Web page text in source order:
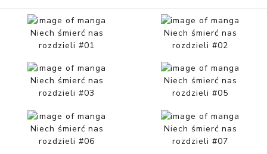
Niech śmierć nas
rozdzieli #01
Niech śmierć nas
rozdzieli #02
Niech śmierć nas
rozdzieli #03
Niech śmierć nas
rozdzieli #05
Niech śmierć nas
rozdzieli #06
Niech śmierć nas
rozdzieli #07